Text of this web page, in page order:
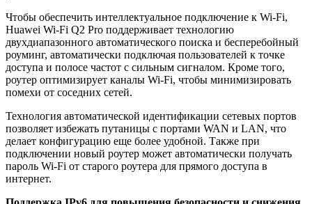
Чтобы обеспечить интеллектуальное подключение к Wi-Fi,
Huawei Wi-Fi Q2 Pro поддерживает технологию
двухдиапазонного автоматического поиска и бесперебойный
роуминг, автоматически подключая пользователей к точке
доступа и полосе частот с сильным сигналом. Кроме того,
роутер оптимизирует каналы Wi-Fi, чтобы минимизировать
помехи от соседних сетей.
Технология автоматической идентификации сетевых портов
позволяет избежать путаницы с портами WAN и LAN, что
делает конфигурацию еще более удобной. Также при
подключении новый роутер может автоматически получать
пароль Wi-Fi от старого роутера для прямого доступа в
интернет.